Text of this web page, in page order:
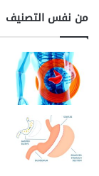
من نفس التصنيف